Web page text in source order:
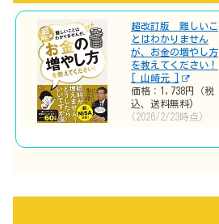
超改訂版 難しいこ
とはわかりません
が、お金の増やし方
を教えてください！
[ 山崎元 ]
価格：1,738円（税
込、送料無料)
(2026/2/23時点)